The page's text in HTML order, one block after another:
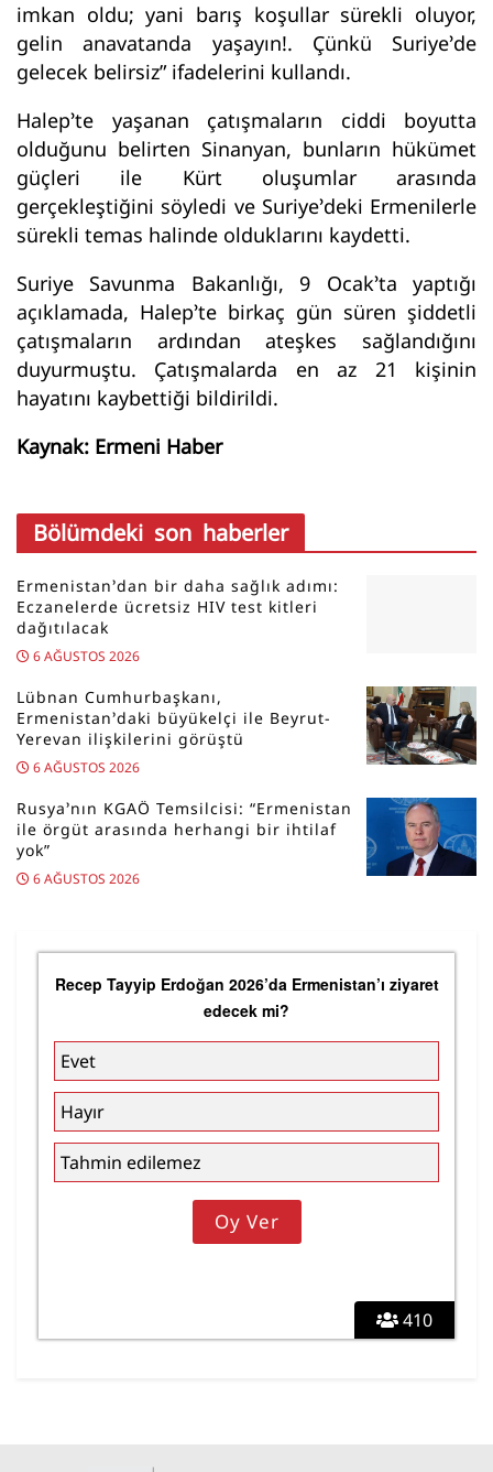
imkan oldu; yani barış koşullar sürekli oluyor,
gelin anavatanda yaşayın!. Çünkü Suriye’de
gelecek belirsiz” ifadelerini kullandı.
Halep’te yaşanan çatışmaların ciddi boyutta
olduğunu belirten Sinanyan, bunların hükümet
güçleri ile Kürt oluşumlar arasında
gerçekleştiğini söyledi ve Suriye’deki Ermenilerle
sürekli temas halinde olduklarını kaydetti.
Suriye Savunma Bakanlığı, 9 Ocak’ta yaptığı
açıklamada, Halep’te birkaç gün süren şiddetli
çatışmaların ardından ateşkes sağlandığını
duyurmuştu. Çatışmalarda en az 21 kişinin
hayatını kaybettiği bildirildi.
Kaynak: Ermeni Haber
Bölümdeki son haberler
Ermenistan’dan bir daha sağlık adımı:
Eczanelerde ücretsiz HIV test kitleri
dağıtılacak
6 AĞUSTOS 2026
Lübnan Cumhurbaşkanı,
Ermenistan’daki büyükelçi ile Beyrut-
Yerevan ilişkilerini görüştü
6 AĞUSTOS 2026
Rusya’nın KGAÖ Temsilcisi: “Ermenistan
ile örgüt arasında herhangi bir ihtilaf
yok”
6 AĞUSTOS 2026
410
Recep Tayyip Erdoğan 2026’da Ermenistan’ı ziyaret
edecek mi?
Evet
Hayır
Tahmin edilemez